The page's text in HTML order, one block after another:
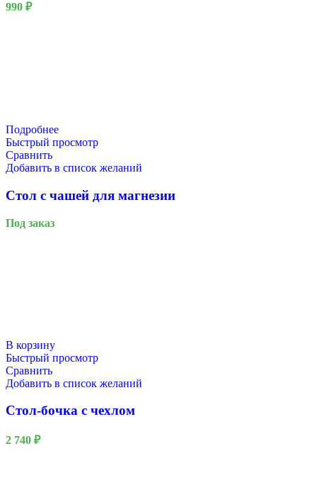
990 ₽
Подробнее
Быстрый просмотр
Сравнить
Добавить в список желаний
Стол с чашей для магнезии
Под заказ
В корзину
Быстрый просмотр
Сравнить
Добавить в список желаний
Стол-бочка с чехлом
2 740 ₽